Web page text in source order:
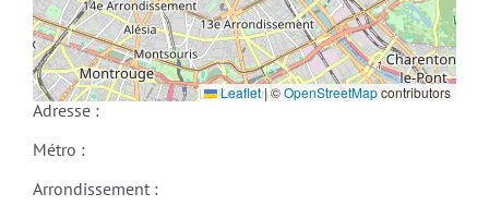
Leaflet|©OpenStreetMapcontributors
Adresse :
Métro :
Arrondissement :